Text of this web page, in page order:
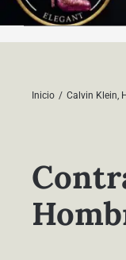
Blog
Contacto
Inicio Calvin Klein